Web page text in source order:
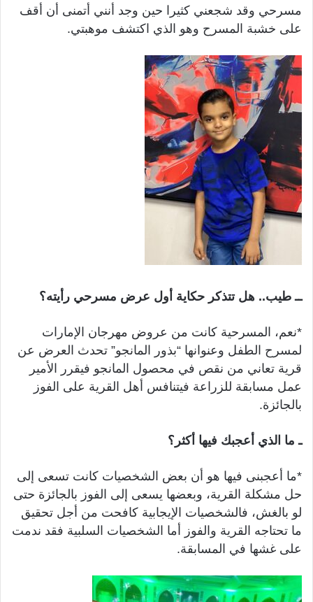
مسرحي وقد شجعني كثيرا حين وجد أنني أتمنى أن أقف
على خشبة المسرح وهو الذي اكتشف موهبتي.
ــ طيب.. هل تتذكر حكاية أول عرض مسرحي رأيته؟
*نعم، المسرحية كانت من عروض مهرجان الإمارات
لمسرح الطفل وعنوانها “بذور المانجو” تحدث العرض عن
قرية تعاني من نقص في محصول المانجو فيقرر الأمير
عمل مسابقة للزراعة فيتنافس أهل القرية على الفوز
بالجائزة.
ـ ما الذي أعجبك فيها أكثر؟
*ما أعجبنى فيها هو أن بعض الشخصيات كانت تسعى إلى
حل مشكلة القرية، وبعضها يسعى إلى الفوز بالجائزة حتى
لو بالغش، فالشخصيات الإيجابية كافحت من أجل تحقيق
ما تحتاجه القرية والفوز أما الشخصيات السلبية فقد ندمت
على غشها في المسابقة.